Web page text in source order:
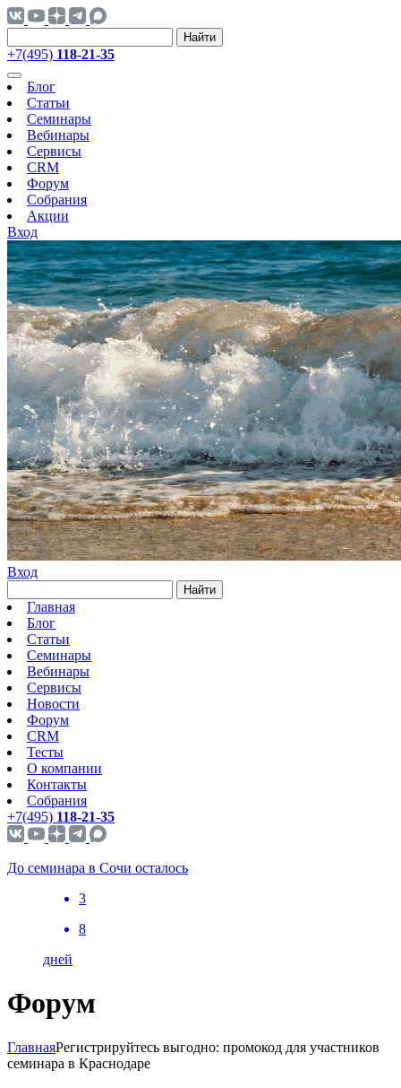
Найти
+7(495) 118-21-35
Блог
Статьи
Семинары
Вебинары
Сервисы
CRM
Форум
Собрания
Акции
Вход
Вход
Найти
Главная
Блог
Статьи
Семинары
Вебинары
Сервисы
Новости
Форум
CRM
Тесты
О компании
Контакты
Собрания
+7(495) 118-21-35
До семинара в Сочи осталось
3
8
дней
Форум
ГлавнаяРегистрируйтесь выгодно: промокод для участников
семинара в Краснодаре